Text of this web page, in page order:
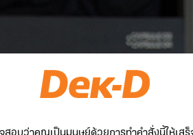
สอบว่าคุณเป็นมนุษย์ด้วยการทำคำสั่งนี้ให้เสร็